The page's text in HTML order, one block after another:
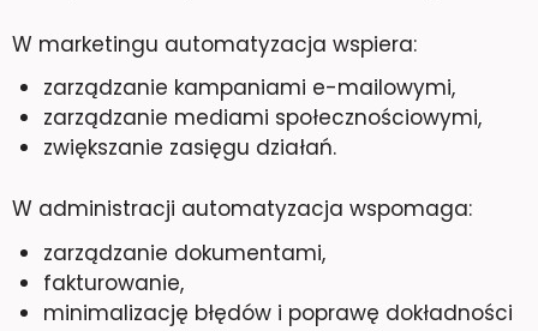
W marketingu automatyzacja wspiera:
zarządzanie kampaniami e-mailowymi,
zarządzanie mediami społecznościowymi,
zwiększanie zasięgu działań.
W administracji automatyzacja wspomaga:
zarządzanie dokumentami,
fakturowanie,
minimalizację błędów i poprawę dokładności